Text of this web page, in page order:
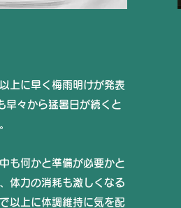
上に早く梅雨明けが発表
早々から猛暑日が続くと
も何かと準備が必要かと
体力の消耗も激しくなる
以上に体調維持に気を配